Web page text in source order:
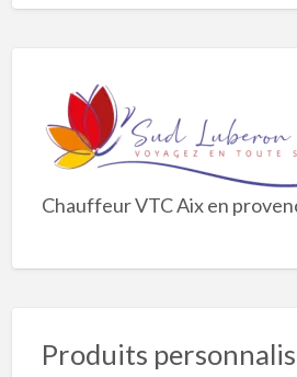
Chauffeur VTC Aix en
Produits